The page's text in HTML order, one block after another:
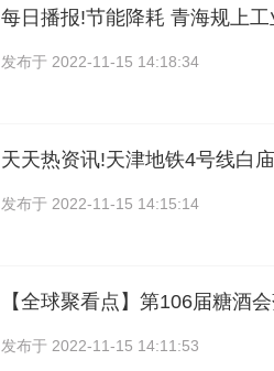
每日播报!节能降耗 青海规上
发布于 2022-11-15 14:18:34
天天热资讯!天津地铁4号线白
发布于 2022-11-15 14:15:14
【全球聚看点】第106届糖酒
发布于 2022-11-15 14:11:53